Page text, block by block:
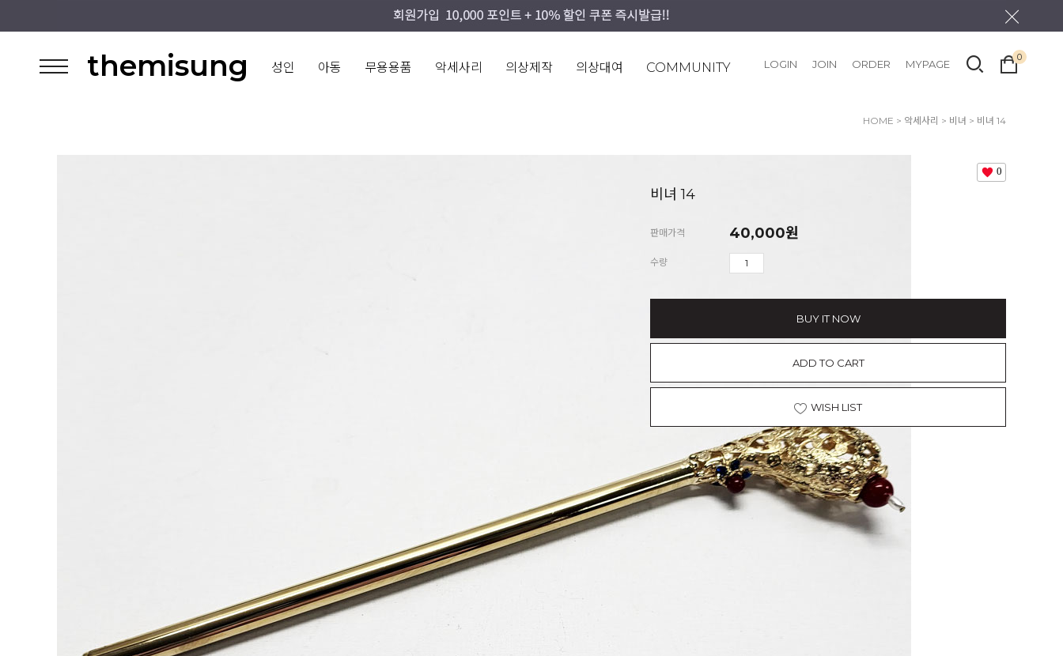
themisung 성인 아동 무용용품 악세사리 의상제작 의상대여 COMMUNITY LOGIN JOIN ORDER MYPAGE
0
HOME > 악세사리 > 비녀 > 비녀 14
0
비녀 14
판매가격 40,000원
수량
BUY IT NOW
ADD TO CART
WISH LIST